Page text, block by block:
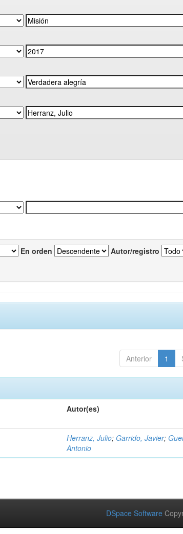
En orden Autor/registro
Anterior 1
Autor(es)
Herranz, Julio; Garrido, Javier;
Antonio
DSpace Software